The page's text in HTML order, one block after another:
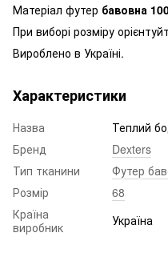
Матеріал футер бавовна
При виборі розміру
Вироблено в Україні.
Характеристики
Назва
Теплий
Бренд
Dexters
Тип тканини
Футер
Розмір
68
Країна
виробник
Україна